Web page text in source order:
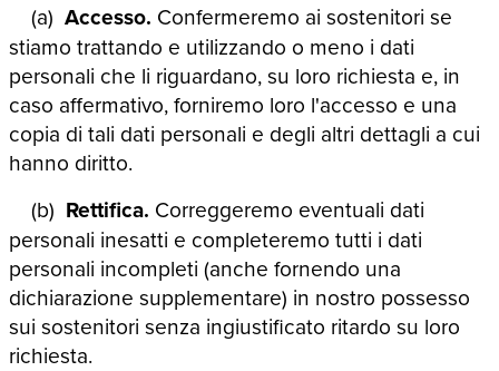
(a) Accesso. Confermeremo ai sostenitori se
stiamo trattando e utilizzando o meno i dati
personali che li riguardano, su loro richiesta e, in
caso affermativo, forniremo loro l'accesso e una
copia di tali dati personali e degli altri dettagli a cui
hanno diritto.
(b) Rettifica. Correggeremo eventuali dati
personali inesatti e completeremo tutti i dati
personali incompleti (anche fornendo una
dichiarazione supplementare) in nostro possesso
sui sostenitori senza ingiustificato ritardo su loro
richiesta.